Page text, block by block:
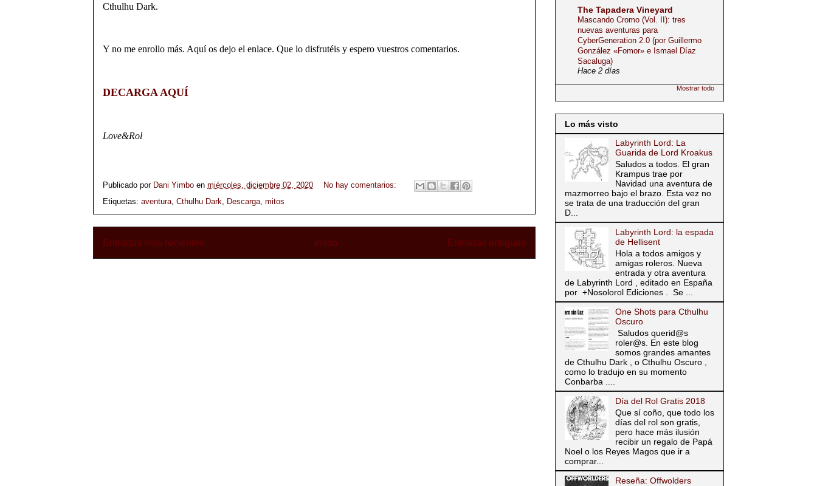
Cthulhu Dark.
Y no me enrollo más. Aquí os dejo el enlace. Que lo disfrutéis y espero vuestros comentarios.
DECARGA AQUÍ
Love&Rol
Publicado por Dani Yimbo en miércoles, diciembre 02, 2020
No hay comentarios:
Etiquetas: aventura Cthulhu Dark Descarga mitos
Entradas más recientes Entradas antiguas
Inicio
The Tapadera Vineyard
Mascando Cromo (Vol. II): tres
nuevas aventuras para
CyberGeneration 2.0 (por Guillermo
González «Fomor» e Ismael Díaz
Sacaluga)
Hace 2 días
Mostrar todo
Lo más visto
Labyrinth Lord: La
Guarida de Lord Kroakus
Saludos a todos. El gran
Krampus trae por
Navidad una aventura de
mazmorreo bajo el brazo. Esta vez no
se trata de una traducción del gran
D...
Labyrinth Lord: la espada
de Hellisent
Hola a todos amigos y
amigas roleros. Nueva
entrada y otra aventura
de Labyrinth Lord , editado en España
por +Nosolorol Ediciones . Se ...
One Shots para Cthulhu
Oscuro
Saludos querid@s
roler@s. En este blog
somos grandes amantes
de Cthulhu Dark , o Cthulhu Oscuro ,
como lo tradujo en su momento
Conbarba ....
Día del Rol Gratis 2018
Que sí coño, que todo los
días del rol son gratis,
pero hace más ilusión
recibir un regalo de Papá
Noel o los Reyes Magos que ir a
comprar...
Reseña: Offwolders